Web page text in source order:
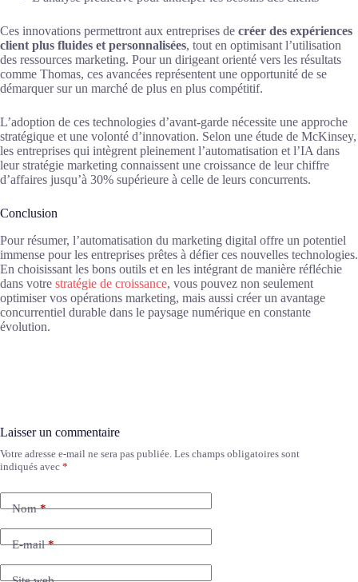
Ces innovations permettront aux entreprises de créer des expériences
client plus fluides et personnalisées, tout en optimisant l’utilisation
des ressources marketing. Pour un dirigeant orienté vers les résultats
comme Thomas, ces avancées représentent une opportunité de se
démarquer sur un marché de plus en plus compétitif.
L’adoption de ces technologies d’avant-garde nécessite une approche
stratégique et une volonté d’innovation. Selon une étude de McKinsey,
les entreprises qui intègrent pleinement l’automatisation et l’IA dans
leur stratégie marketing connaissent une croissance de leur chiffre
d’affaires jusqu’à 30% supérieure à celle de leurs concurrents.
Conclusion
Pour résumer, l’automatisation du marketing digital offre un potentiel
immense pour les entreprises prêtes à défier ces nouvelles technologies.
En choisissant les bons outils et en les intégrant de manière réfléchie
dans votre stratégie de croissance, vous pouvez non seulement
optimiser vos opérations marketing, mais aussi créer un avantage
concurrentiel durable dans le paysage numérique en constante
évolution.
Laisser un commentaire
Votre adresse e-mail ne sera pas publiée. Les champs obligatoires sont
indiqués avec *
Nom*
E-mail*
A
l
r
n